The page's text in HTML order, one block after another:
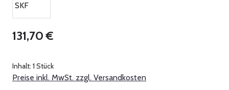
Regulärer Preis:
131,70 €
Inhalt: 1 Stück
Preise inkl. MwSt. zzgl. Versandkosten